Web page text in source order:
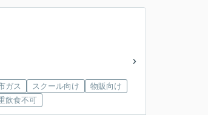
ガス スクール向け
物販向け
飲食不可